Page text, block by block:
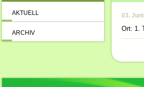
AKTUELL
ARCHIV
03.
Ort: 1.